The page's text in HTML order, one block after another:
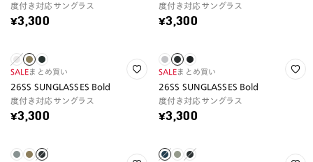
度付き対応サングラス
¥3,300
度付き対応サングラス
¥3,300
SALEまとめ買い
26SS SUNGLASSES Bold
度付き対応サングラス
¥3,300
SALEまとめ買い
26SS SUNGLASSES Bold
度付き対応サングラス
¥3,300